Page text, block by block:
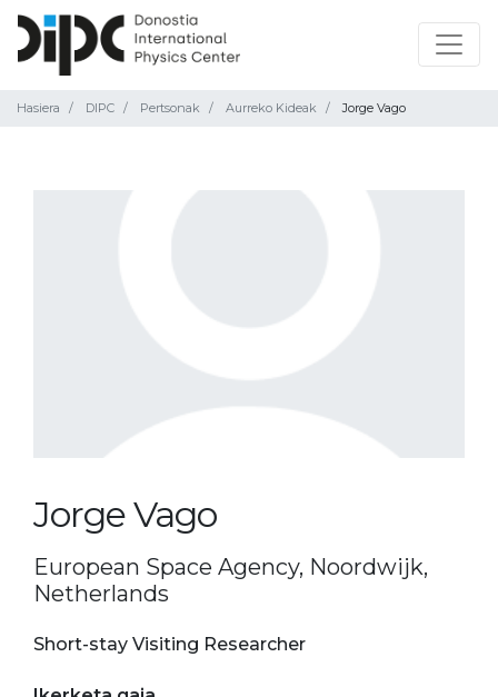
Hasiera DIPC Pertsonak Aurreko Kideak Jorge Vago
Jorge Vago
European Space Agency, Noordwijk,
Netherlands
Short-stay Visiting Researcher